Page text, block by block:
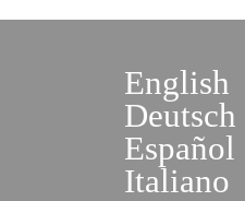
English
Deutsch
Español
Italiano